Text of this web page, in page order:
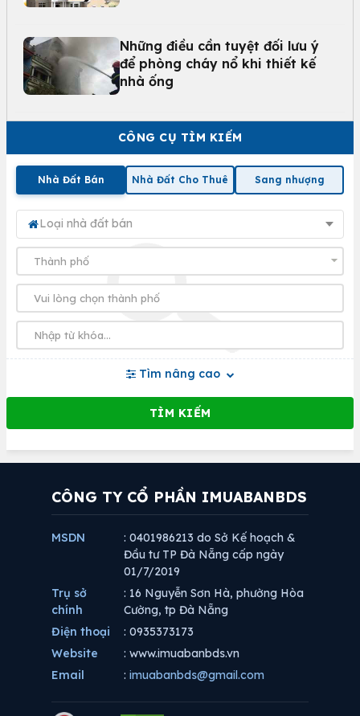
CÔNG CỤ TÌM KIẾM
Nhà Đất Bán Nhà Đất Cho Thuê Sang nhượng
Loại nhà đất bán
Tìm nâng cao
Những điều cần tuyệt đối lưu ý
để phòng cháy nổ khi thiết kế
nhà ống
CÔNG TY CỔ PHẦN IMUABANBDS
MSDN
: 0401986213 do Sở Kế hoạch &
Đầu tư TP Đà Nẵng cấp ngày
01/7/2019
Trụ sở
chính
: 16 Nguyễn Sơn Hà, phường Hòa
Cường, tp Đà Nẵng
Điện thoại
: 0935373173
Website
: www.imuabanbds.vn
Email
: imuabanbds@gmail.com